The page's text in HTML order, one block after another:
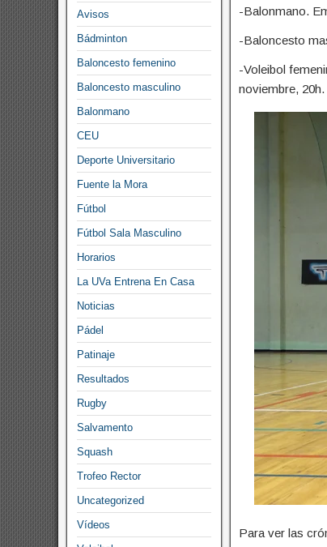
-Balonmano.
-Baloncesto
-Voleibol
noviembre, 20h.
Para ver las
Avisos
Bádminton
Baloncesto femenino
Baloncesto masculino
Balonmano
CEU
Deporte Universitario
Fuente la Mora
Fútbol
Fútbol Sala Masculino
Horarios
La UVa Entrena En Casa
Noticias
Pádel
Patinaje
Resultados
Rugby
Salvamento
Squash
Trofeo Rector
Uncategorized
Vídeos